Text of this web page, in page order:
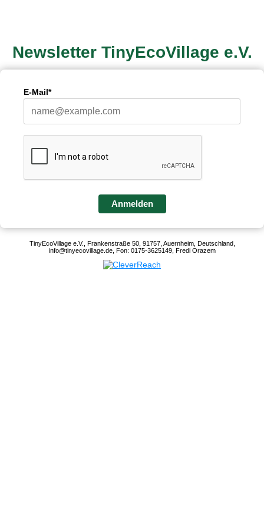
Newsletter TinyEcoVillage e.V.
E-Mail*
Anmelden
TinyEcoVillage e.V., Frankenstraße 50, 91757, Auernheim, Deutschland,
info@tinyecovillage.de, Fon: 0175-3625149, Fredi Orazem